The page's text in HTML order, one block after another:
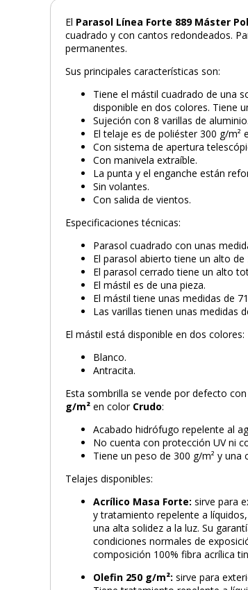
El Parasol Línea Forte 889 Máster
cuadrado y con cantos redondeados.
permanentes.
Sus principales características son:
Tiene el mástil cuadrado de una
disponible en dos colores. Tiene
Sujeción con 8 varillas de
El telaje es de poliéster 300 g/
Con sistema de apertura
Con manivela extraíble.
La punta y el enganche están
Sin volantes.
Con salida de vientos.
Especificaciones técnicas:
Parasol cuadrado con unas
El parasol abierto tiene un alto de
El parasol cerrado tiene un alto
El mástil es de una pieza.
El mástil tiene unas medidas de
Las varillas tienen unas medidas
El mástil está disponible en dos colores:
Blanco.
Antracita.
Esta sombrilla se vende por defecto
g/m²en colorCrudo:
Acabado hidrófugo repelente al
No cuenta con protección UV ni
Tiene un peso de 300 g/m² y
Telajes disponibles:
Acrílico Masa Forte:sirve para
y tratamiento repelente a
una alta solidez a la luz. Su
condiciones normales de
composición 100% fibra acrílica
Olefin 250 g/m²:sirve para